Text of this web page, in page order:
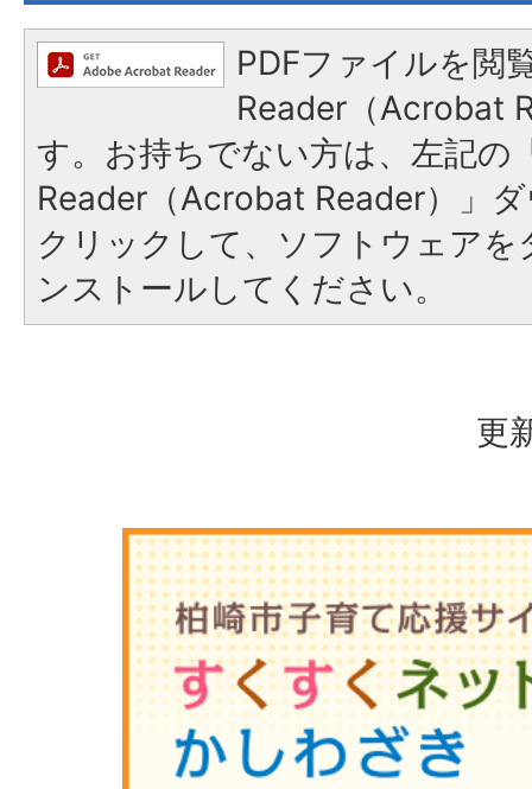
PDFファイルを閲
Reader（Acrobat
す。お持ちでない方は、左記の
Reader（Acrobat Reader）」
クリックして、ソフトウェア
ンストールしてください。
更